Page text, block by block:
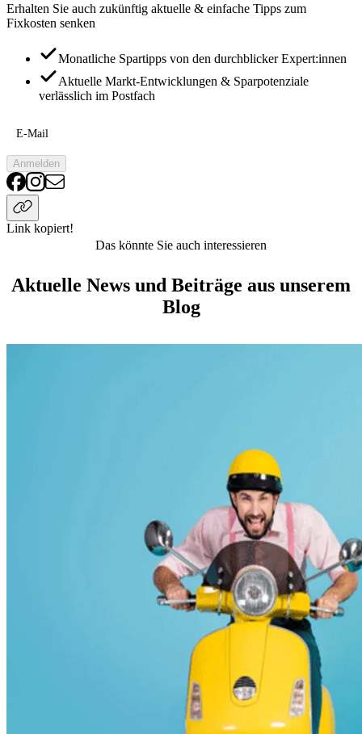
Erhalten Sie auch zukünftig aktuelle & einfache Tipps zum
Fixkosten senken
Monatliche Spartipps von den durchblicker Expert:innen
Aktuelle Markt-Entwicklungen & Sparpotenziale
verlässlich im Postfach
E-Mail
Anmelden
Link kopiert!
Das könnte Sie auch interessieren
Aktuelle News und Beiträge aus unserem
Blog